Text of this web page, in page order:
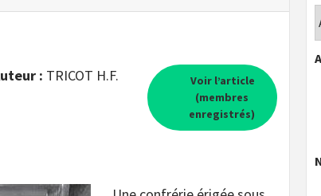
: TRICOT H.F.
Voir l’article
(membres
enregistrés)